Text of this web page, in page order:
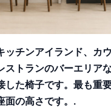
ッチンアイランド、カ
ストランのバーエリア
した椅子です。最も重
面の高さです。.